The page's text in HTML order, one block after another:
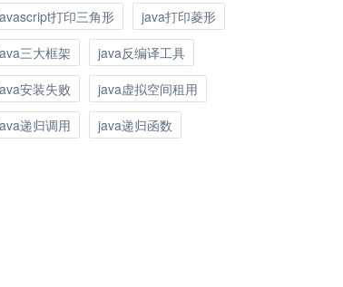
打印三角形
java打印菱形
三大框架
java反编译工具
安装失败
java虚拟空间租用
递归调用
java递归函数